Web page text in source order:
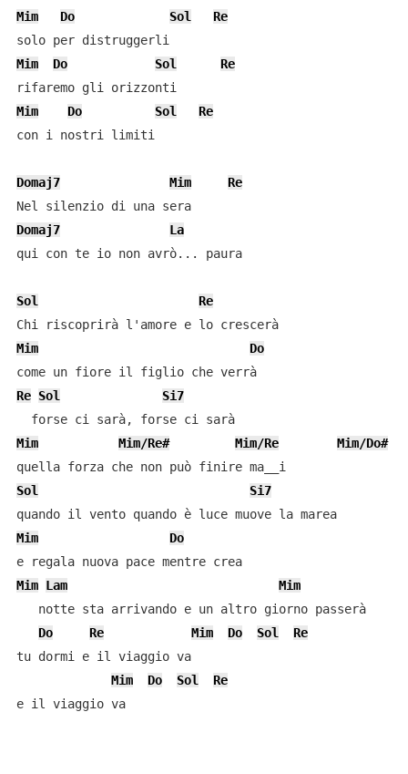
Mim Do Sol
Re
Mim
Do Sol
Re
Mim
Do Sol
Re
con i nostri limiti
Domaj7 Mim
Re
Nel silenzio di una sera
Domaj7
La
qui con te io non avrò... paura
Sol
Re
Chi riscoprirà l'amore e lo crescerà
Mim
Do
come un fiore il figlio che verrà
Re Sol
Si7
  forse ci sarà, forse ci sarà
Mim
Mim/Re# Mim/Re
Mim/Do#
Sol
Si7
quando il vento quando è luce muove la marea
Mim
Do
e regala nuova pace mentre crea
Mim Lam
Mim
   notte sta arrivando e un altro giorno passerà
Do
Re Mim Do Sol
Re
tu dormi e il viaggio va
Mim
Do Sol
Re
e il viaggio va